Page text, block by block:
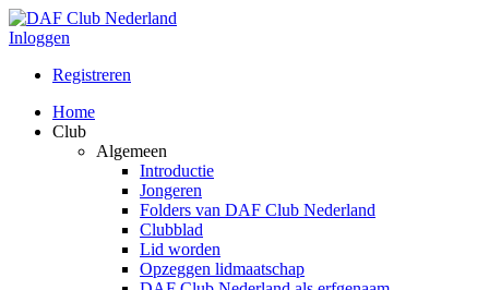
Inloggen
Registreren
Home
Club
Algemeen
Introductie
Jongeren
Folders van DAF Club Nederland
Clubblad
Lid worden
Opzeggen lidmaatschap